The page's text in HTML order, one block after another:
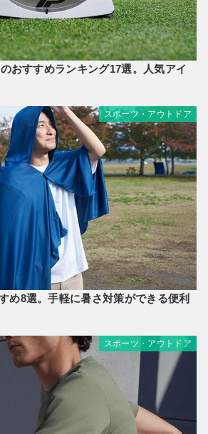
おすすめランキング17選。人気アイ
スポーツ・アウトドア
め8選。手軽に暑さ対策ができる便利
スポーツ・アウトドア